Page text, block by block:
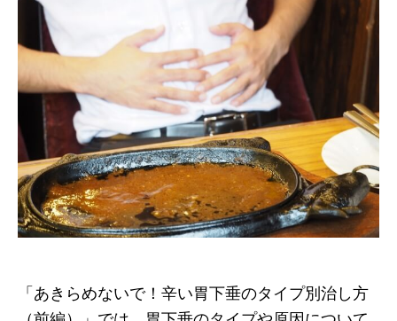
「あきらめないで！辛い胃下垂のタイプ別治し方